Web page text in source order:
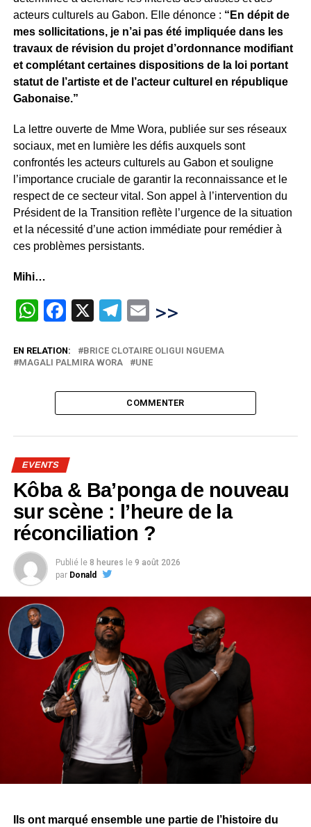
acteurs culturels au Gabon. Elle dénonce : “En dépit de
mes sollicitations, je n’ai pas été impliquée dans les
travaux de révision du projet d’ordonnance modifiant
et complétant certaines dispositions de la loi portant
statut de l’artiste et de l’acteur culturel en république
Gabonaise.”
La lettre ouverte de Mme Wora, publiée sur ses réseaux
sociaux, met en lumière les défis auxquels sont
confrontés les acteurs culturels au Gabon et souligne
l’importance cruciale de garantir la reconnaissance et le
respect de ce secteur vital. Son appel à l’intervention du
Président de la Transition reflète l’urgence de la situation
et la nécessité d’une action immédiate pour remédier à
ces problèmes persistants.
Mihi…
WhatsApp
Facebook
X Telegram
Email
>>
EN RELATION:
BRICE CLOTAIRE OLIGUI NGUEMA
MAGALI PALMIRA WORA
UNE
COMMENTER
EVENTS
Kôba & Ba’ponga de nouveau
sur scène : l’heure de la
réconciliation ?
Publié le 8 heures le 9 août 2026
par Donald
Ils ont marqué ensemble une partie de l’histoire du